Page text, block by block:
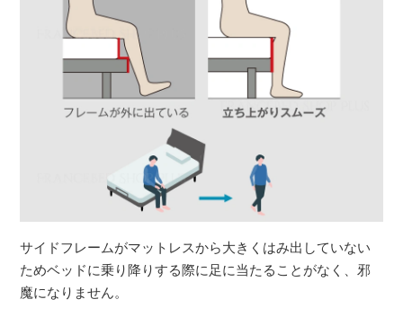
サイドフレームがマットレスから大きくはみ出していない
ためベッドに乗り降りする際に足に当たることがなく、邪
魔になりません。